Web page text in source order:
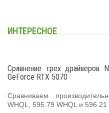
ИНТЕРЕСНОЕ
Сравнение трех драйверов
GeForce RTX 5070
Сравниваем
WHQL, 595.79 WHQL и 596.21